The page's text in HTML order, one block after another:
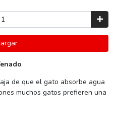
de que el gato absorbe agua
muchos gatos prefieren una